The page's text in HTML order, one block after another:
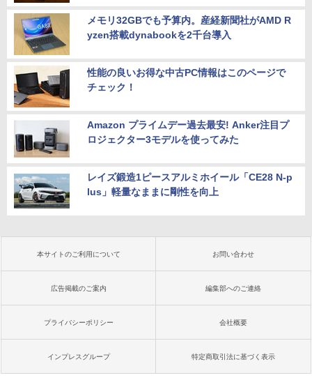
メモリ32GBでも予算内。産経新聞社がAMD R
yzen搭載dynabookを2千台導入
性能の良いお得な中古PC情報はこのページで
チェック！
Amazon プライムデー過去最安! Anker注目プ
ロジェクター3モデルを使ってみた
レイズ鍛造1ピースアルミホイール「CE28 N-p
lus」軽量なままに剛性を向上
本サイトのご利用について お問い合わせ
広告掲載のご案内 編集部へのご連絡
プライバシーポリシー 会社概要
インプレスグループ 特定商取引法に基づく表示